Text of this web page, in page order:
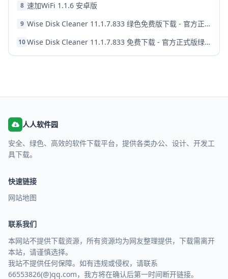
8 速加WiFi 1.1.6 安卓版
9 Wise Disk Cleaner 11.1.7.833 绿色免费版下载 - 官方正式版
10 Wise Disk Cleaner 11.1.7.833 免费下载 - 官方正式版绿色便携版
人人软件园
安全、绿色、高效的软件下载平台，提供各类办公、设计、开发工
具下载。
快速链接
网站地图
联系我们
本网站不提供下载资源，所有资源均为网友整理提供，下载需离开
本站，请谨慎选择。
我站不提供任何保障。如有违规或侵权，请联系
66553826(@)qq.com，我方将在确认后第一时间断开链接。